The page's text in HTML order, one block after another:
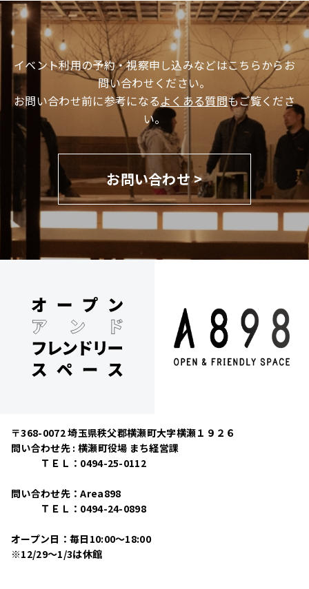
イベント利用の予約・視察申し込みなどはこちらからお
問い合わせください。
お問い合わせ前に参考になるよくある質問もご覧くださ
い。
お問い合わせ >
〒368-0072 埼玉県秩父郡横瀬町大字横瀬１９２６
問い合わせ先 : 横瀬町役場 まち経営課
ＴＥＬ：0494-25-0112
問い合わせ先：Area898
ＴＥＬ：0494-24-0898
オープン日：毎日10:00〜18:00
※12/29〜1/3は休館